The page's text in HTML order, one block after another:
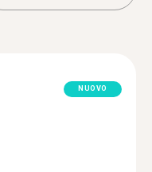
NUOVO